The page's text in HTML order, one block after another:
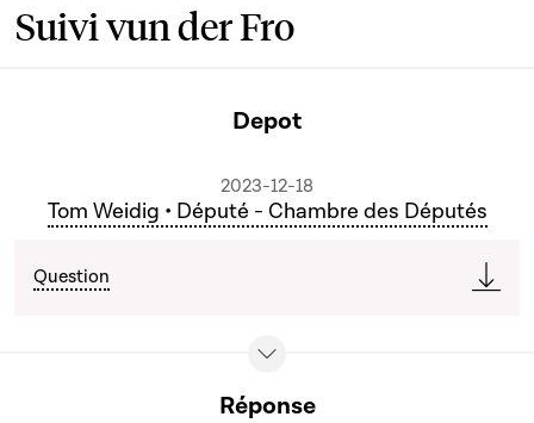
Suivi vun der Fro
Depot
2023-12-18
Tom Weidig • Député - Chambre des Députés
Question
Réponse